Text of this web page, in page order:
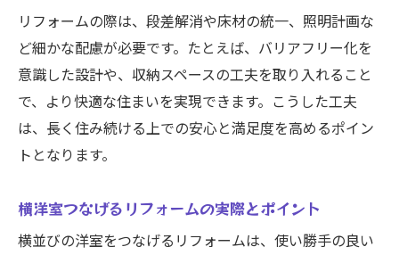
リフォームの際は、段差解消や床材の統一、照明計画な
ど細かな配慮が必要です。たとえば、バリアフリー化を
意識した設計や、収納スペースの工夫を取り入れること
で、より快適な住まいを実現できます。こうした工夫
は、長く住み続ける上での安心と満足度を高めるポイン
トとなります。
横洋室つなげるリフォームの実際とポイント
横並びの洋室をつなげるリフォームは、使い勝手の良い